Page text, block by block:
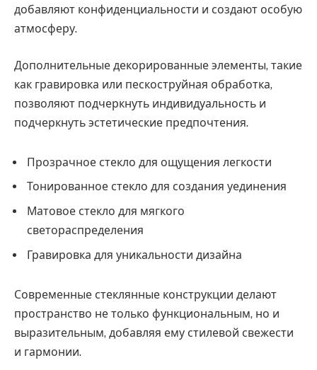
добавляют конфиденциальности и создают особую
атмосферу.
Дополнительные декорированные элементы, такие
как гравировка или пескоструйная обработка,
позволяют подчеркнуть индивидуальность и
подчеркнуть эстетические предпочтения.
Прозрачное стекло для ощущения легкости
Тонированное стекло для создания уединения
Матовое стекло для мягкого
светораспределения
Гравировка для уникальности дизайна
Современные стеклянные конструкции делают
пространство не только функциональным, но и
выразительным, добавляя ему стилевой свежести
и гармонии.